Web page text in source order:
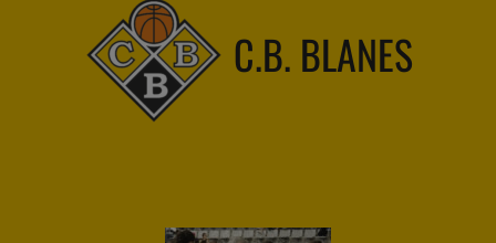
C.B. BLANES